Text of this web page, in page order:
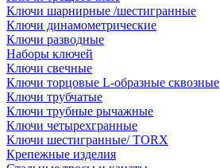
Ключи шарнирные /шестигранные
Ключи динамометрические
Ключи разводные
Наборы ключей
Ключи свечные
Ключи торцовые L-образные сквозные
Ключи трубчатые
Ключи трубные рычажные
Ключи четырехгранные
Ключи шестигранные/ TORX
Крепежные изделия